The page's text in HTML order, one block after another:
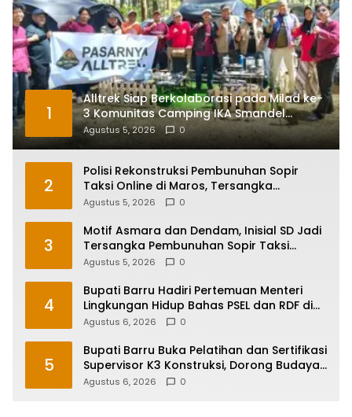
1
Alltrek Siap Berkolaborasi pada Milad ke-
3 Komunitas Camping IKA Smandel
Makassar di Malino
Agustus 5, 2026 0
2
Polisi Rekonstruksi Pembunuhan Sopir
Taksi Online di Maros, Tersangka
Peragakan 24 Adegan
Agustus 5, 2026 0
3
Motif Asmara dan Dendam, Inisial SD Jadi
Tersangka Pembunuhan Sopir Taksi
Online di Maros
Agustus 5, 2026 0
4
Bupati Barru Hadiri Pertemuan Menteri
Lingkungan Hidup Bahas PSEL dan RDF di
Sulsel
Agustus 6, 2026 0
5
Bupati Barru Buka Pelatihan dan Sertifikasi
Supervisor K3 Konstruksi, Dorong Budaya
Zero Accident
Agustus 6, 2026 0